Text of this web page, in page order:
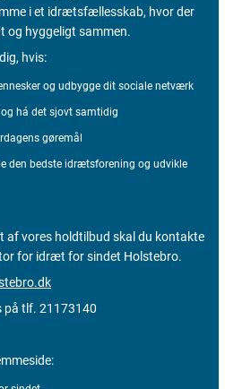
i et idrætsfællesskab, hvor der
og hyggeligt sammen.
hvis:
og udbygge dit sociale netværk
há det sjovt samtidig
gøremål
den bedste idrætsforening og udvikle
af vores holdtilbud skal du kontakte
for idræt for sindet Holstebro.
på tlf. 21173140